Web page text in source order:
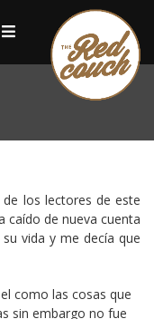
los lectores de este
caído de nueva cuenta
vida y me decía que
como las cosas que
sin embargo no fue